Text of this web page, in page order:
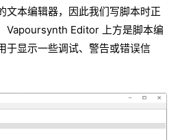
文本编辑器，因此我们写脚本时正
Vapoursynth Editor 上方是脚本编
于显示一些调试、警告或错误信